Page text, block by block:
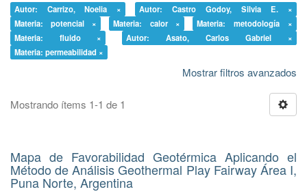
Autor: Carrizo, Noelia ×
Autor: Castro Godoy, Silvia E. ×
Materia: potencial ×
Materia: calor ×
Materia: metodología ×
Materia: fluido ×
Autor: Asato, Carlos Gabriel ×
Materia: permeabilidad ×
Mostrar filtros avanzados
Mostrando ítems 1-1 de 1
Mapa de Favorabilidad Geotérmica Aplicando el
Método de Análisis Geothermal Play Fairway Área I,
Puna Norte, Argentina